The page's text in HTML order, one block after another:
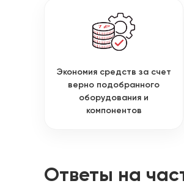
Экономия средств за счет
верно подобранного
оборудования и
компонентов
Ответы на